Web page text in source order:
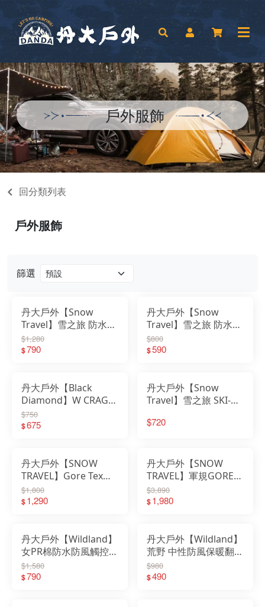
戶外服飾
回分類列表
篩選
丹大戶外【Snow
Travel】雪之旅 防水透
氣水鑽手套 AR-56｜手
套｜防水｜透氣｜內刷
$1,280
$790
丹大戶外【Snow
Travel】雪之旅 防水透
氣薄型手套 AR-6｜手
套｜防水｜透氣｜內刷
$800
$590
丹大戶外【Black
Diamond】W CRAG
HALF-FINGER 801868
一雙 手套 登山手套｜
$750
$675
丹大戶外【Snow
Travel】雪之旅 SKI-
AR-3 可拆式｜保暖手
$720
丹大戶外【SNOW
TRAVEL】Gore Tex
Infinium 防風保暖觸控
手套 AR-84 黑色│防水
$1,800
$1,290
丹大戶外【SNOW
TRAVEL】軍規GORE-
TEX+軍用
PRIMALOFT100% AR-
$3,890
$1,980
丹大戶外【Wildland】
女PR棉防水防風觸控手
套 W2003│保暖│防風
│騎士手套│保暖手套│
$1,580
$790
丹大戶外【Wildland】
荒野 中性防風保暖翻蓋
手套 W2012 手套｜防
風手套｜手套保暖｜防
$980
$490
戶外服飾